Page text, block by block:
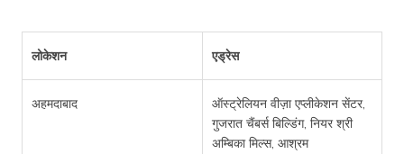
लोकेशन एड्रेस
अहमदाबाद
ऑस्ट्रेलियन वीज़ा एप्लीकेशन सेंटर,
गुजरात चैंबर्स बिल्डिंग, नियर श्री
अम्बिका मिल्स, आश्रम